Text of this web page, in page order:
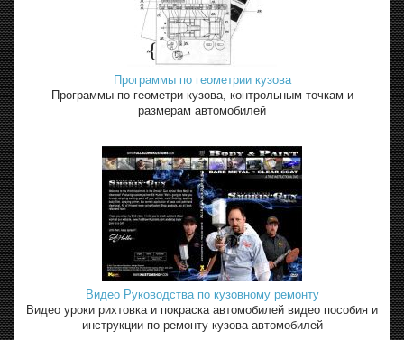
Программы по геометрии кузова
Программы по геометри кузова, контрольным точкам и
размерам автомобилей
Видео Руководства по кузовному ремонту
Видео уроки рихтовка и покраска автомобилей видео пособия и
инструкции по ремонту кузова автомобилей